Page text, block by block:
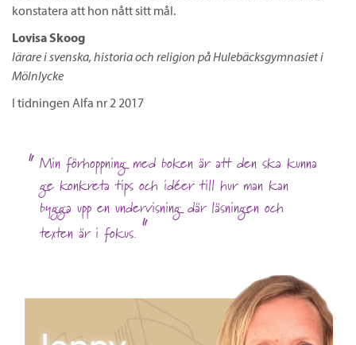
konstatera att hon nått sitt mål.
Lovisa Skoog
lärare i svenska, historia och religion på Hulebäcksgymnasiet i
Mölnlycke
I tidningen Alfa nr 2 2017
Min förhoppning med boken är att den ska kunna
ge konkreta tips och idéer till hur man kan
bygga upp en undervisning där läsningen och
texten är i fokus.